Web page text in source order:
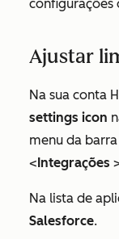
configurações
Ajustar
Na sua conta
settings icon
menu da
<Integrações
Na lista de
Salesforce.